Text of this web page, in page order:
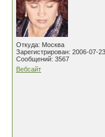
Откуда: Москва
Зарегистрирован: 2006-07-23
Сообщений: 3567
Вебсайт